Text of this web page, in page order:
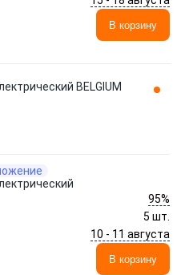
В корзину
BELGIUM
95%
5 шт.
10 - 11 августа
В корзину